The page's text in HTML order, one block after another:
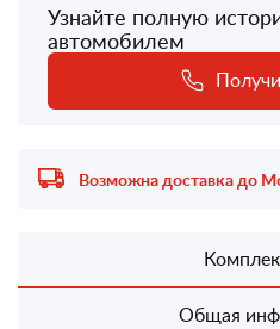
Узнайте полную
автомобилем
Возможна доставка до
Общая